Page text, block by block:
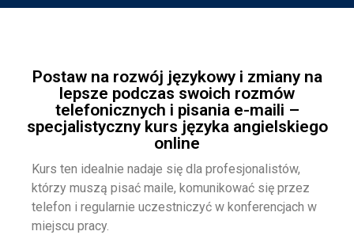
Postaw na rozwój językowy i zmiany na
lepsze podczas swoich rozmów
telefonicznych i pisania e-maili –
specjalistyczny kurs języka angielskiego
online
Kurs ten idealnie nadaje się dla profesjonalistów,
którzy muszą pisać maile, komunikować się przez
telefon i regularnie uczestniczyć w konferencjach w
miejscu pracy.